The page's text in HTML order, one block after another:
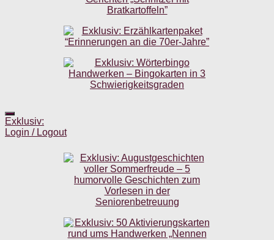
Exklusiv:
Login / Logout